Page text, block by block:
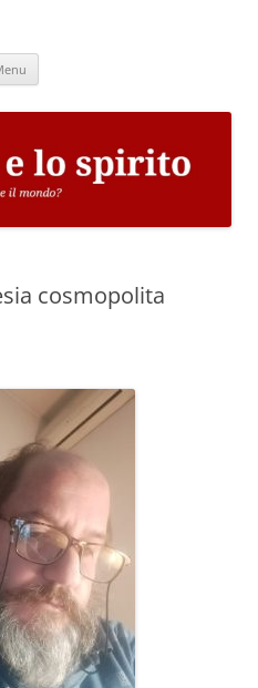
cosmopolita